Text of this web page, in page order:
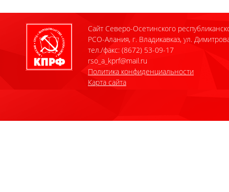
Сайт Северо-Осетинского
РСО-Алания, г. Владикавказ, ул.
тел./факс: (8672) 53-09-17
rso_a_kprf@mail.ru
Политика конфиденциальности
Карта сайта